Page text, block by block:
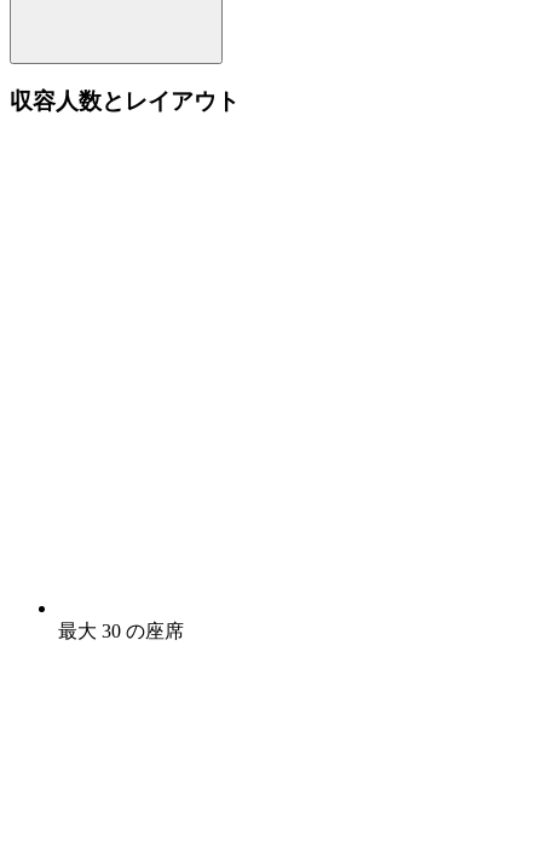
収容人数とレイアウト
最大 30 の座席